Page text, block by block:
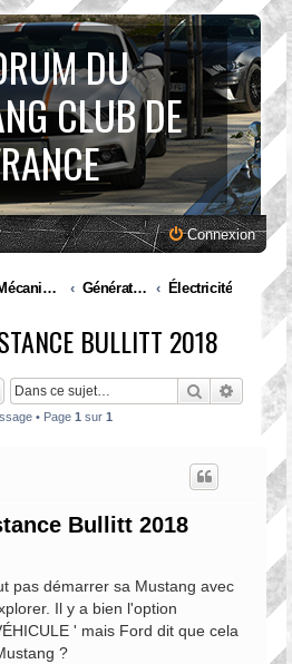
DU
CLUB DE
Connexion
Mécanique et entretien Génération VI. Mustang (2015 à ...) Électricité
BULLITT 2018
Rechercher
• Page 1 sur 1
Bullitt 2018
pas démarrer sa Mustang avec
Il y a bien l'option
' mais Ford dit que cela
?